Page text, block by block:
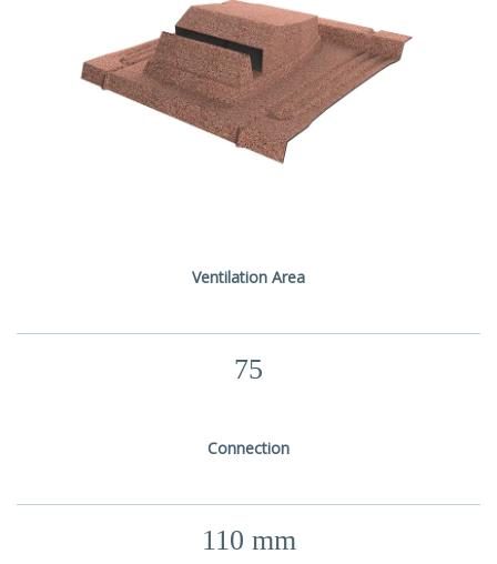
Ventilation Area
75
Connection
110 mm